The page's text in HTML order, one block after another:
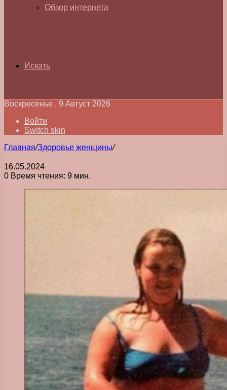
Обзор интернета
Искать
Воскресенье , 9 Август 2026
Войти
Switch skin
Главная/Здоровье женщины/
16.05.2024
0 Время чтения: 9 мин.